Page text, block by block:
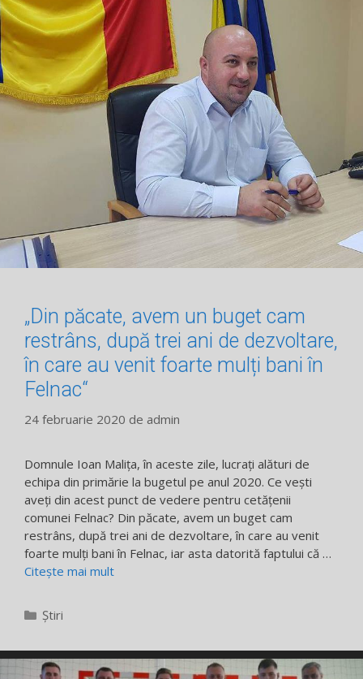
„Din păcate, avem un buget cam
restrâns, după trei ani de dezvoltare,
în care au venit foarte mulți bani în
Felnac“
24 februarie 2020 de admin
Domnule Ioan Malița, în aceste zile, lucrați alături de
echipa din primărie la bugetul pe anul 2020. Ce vești
aveți din acest punct de vedere pentru cetățenii
comunei Felnac? Din păcate, avem un buget cam
restrâns, după trei ani de dezvoltare, în care au venit
foarte mulți bani în Felnac, iar asta datorită faptului că …
Citește mai mult
Categorii
Știri